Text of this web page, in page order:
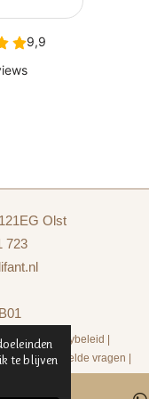
te blijven
Olst
723
|Privacybeleid
|Veelgestelde vragen
Samenwerken